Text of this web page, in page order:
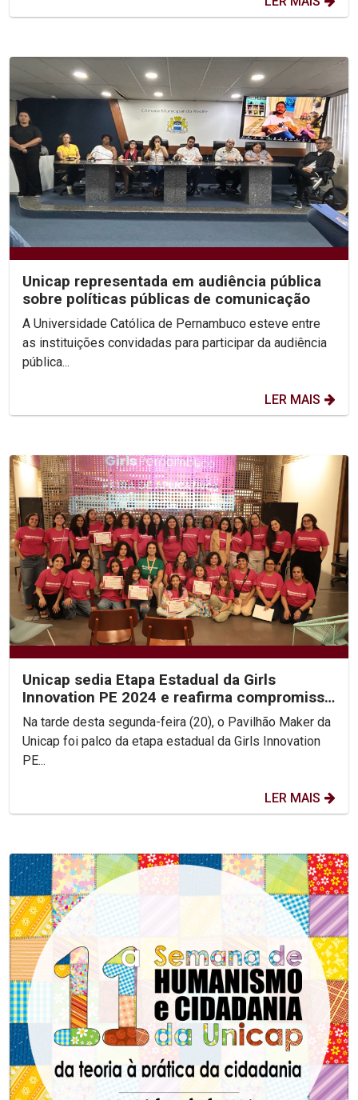
Unicap representada em audiência pública
sobre políticas públicas de comunicação
A Universidade Católica de Pernambuco esteve entre
as instituições convidadas para participar da audiência
pública...
LER MAIS
Unicap sedia Etapa Estadual da Girls
Innovation PE 2024 e reafirma compromisso
com educação...
Na tarde desta segunda-feira (20), o Pavilhão Maker da
Unicap foi palco da etapa estadual da Girls Innovation
PE...
LER MAIS